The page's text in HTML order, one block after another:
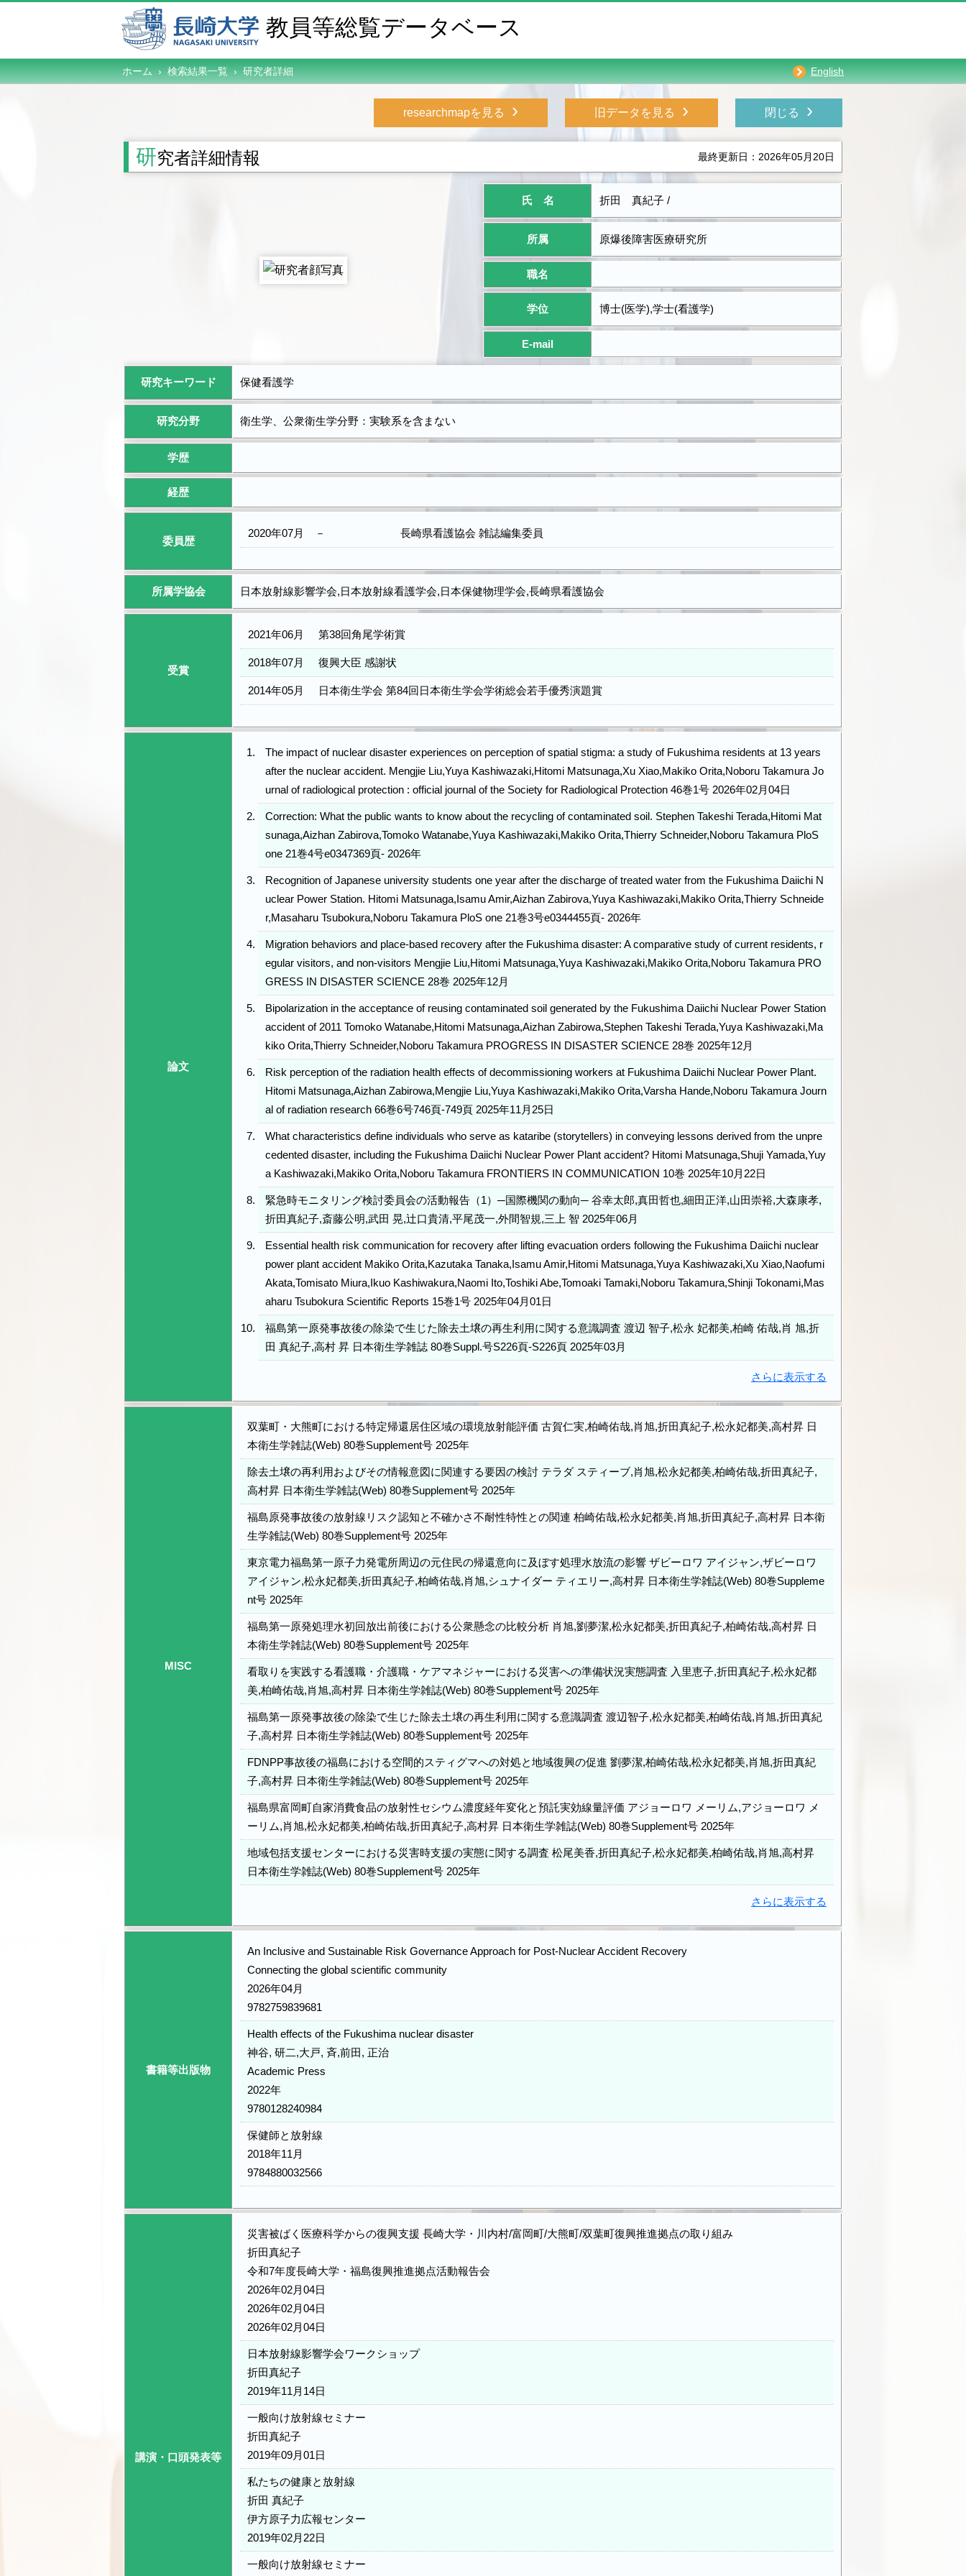
教員等総覧データベース
ホーム › 検索結果一覧 ›研究者詳細 English
researchmapを見る › 旧データを見る › 閉じる ›
研究者詳細情報 最終更新日：2026年05月20日
氏 名 折田 真紀子 /
所属 原爆後障害医療研究所
職名
学位 博士(医学),学士(看護学)
E-mail
研究キーワード 保健看護学
研究分野 衛生学、公衆衛生学分野：実験系を含まない
学歴
経歴
委員歴
2020年07月 － 長崎県看護協会 雑誌編集委員
所属学協会 日本放射線影響学会,日本放射線看護学会,日本保健物理学会,長崎県看護協会
受賞
2021年06月 第38回角尾学術賞
2018年07月 復興大臣 感謝状
2014年05月 日本衛生学会 第84回日本衛生学会学術総会若手優秀演題賞
論文
The impact of nuclear disaster experiences on perception of spatial stigma: a study of Fukushima residents at 13 years
after the nuclear accident. Mengjie Liu,Yuya Kashiwazaki,Hitomi Matsunaga,Xu Xiao,Makiko Orita,Noboru Takamura Jo
urnal of radiological protection : official journal of the Society for Radiological Protection 46巻1号 2026年02月04日
Correction: What the public wants to know about the recycling of contaminated soil. Stephen Takeshi Terada,Hitomi Mat
sunaga,Aizhan Zabirova,Tomoko Watanabe,Yuya Kashiwazaki,Makiko Orita,Thierry Schneider,Noboru Takamura PloS
one 21巻4号e0347369頁- 2026年
Recognition of Japanese university students one year after the discharge of treated water from the Fukushima Daiichi N
uclear Power Station. Hitomi Matsunaga,Isamu Amir,Aizhan Zabirova,Yuya Kashiwazaki,Makiko Orita,Thierry Schneide
r,Masaharu Tsubokura,Noboru Takamura PloS one 21巻3号e0344455頁- 2026年
Migration behaviors and place-based recovery after the Fukushima disaster: A comparative study of current residents, r
egular visitors, and non-visitors Mengjie Liu,Hitomi Matsunaga,Yuya Kashiwazaki,Makiko Orita,Noboru Takamura PRO
GRESS IN DISASTER SCIENCE 28巻 2025年12月
Bipolarization in the acceptance of reusing contaminated soil generated by the Fukushima Daiichi Nuclear Power Station
accident of 2011 Tomoko Watanabe,Hitomi Matsunaga,Aizhan Zabirowa,Stephen Takeshi Terada,Yuya Kashiwazaki,Ma
kiko Orita,Thierry Schneider,Noboru Takamura PROGRESS IN DISASTER SCIENCE 28巻 2025年12月
Risk perception of the radiation health effects of decommissioning workers at Fukushima Daiichi Nuclear Power Plant.
Hitomi Matsunaga,Aizhan Zabirowa,Mengjie Liu,Yuya Kashiwazaki,Makiko Orita,Varsha Hande,Noboru Takamura Journ
al of radiation research 66巻6号746頁-749頁 2025年11月25日
What characteristics define individuals who serve as kataribe (storytellers) in conveying lessons derived from the unpre
cedented disaster, including the Fukushima Daiichi Nuclear Power Plant accident? Hitomi Matsunaga,Shuji Yamada,Yuy
a Kashiwazaki,Makiko Orita,Noboru Takamura FRONTIERS IN COMMUNICATION 10巻 2025年10月22日
緊急時モニタリング検討委員会の活動報告（1）─国際機関の動向─ 谷幸太郎,真田哲也,細田正洋,山田崇裕,大森康孝,
折田真紀子,斎藤公明,武田 晃,辻口貴清,平尾茂一,外間智規,三上 智 2025年06月
Essential health risk communication for recovery after lifting evacuation orders following the Fukushima Daiichi nuclear
power plant accident Makiko Orita,Kazutaka Tanaka,Isamu Amir,Hitomi Matsunaga,Yuya Kashiwazaki,Xu Xiao,Naofumi
Akata,Tomisato Miura,Ikuo Kashiwakura,Naomi Ito,Toshiki Abe,Tomoaki Tamaki,Noboru Takamura,Shinji Tokonami,Mas
aharu Tsubokura Scientific Reports 15巻1号 2025年04月01日
福島第一原発事故後の除染で生じた除去土壌の再生利用に関する意識調査 渡辺 智子,松永 妃都美,柏崎 佑哉,肖 旭,折
田 真紀子,高村 昇 日本衛生学雑誌 80巻Suppl.号S226頁-S226頁 2025年03月
さらに表示する
MISC
双葉町・大熊町における特定帰還居住区域の環境放射能評価 古賀仁実,柏崎佑哉,肖旭,折田真紀子,松永妃都美,高村昇 日
本衛生学雑誌(Web) 80巻Supplement号 2025年
除去土壌の再利用およびその情報意図に関連する要因の検討 テラダ スティーブ,肖旭,松永妃都美,柏崎佑哉,折田真紀子,
高村昇 日本衛生学雑誌(Web) 80巻Supplement号 2025年
福島原発事故後の放射線リスク認知と不確かさ不耐性特性との関連 柏崎佑哉,松永妃都美,肖旭,折田真紀子,高村昇 日本衛
生学雑誌(Web) 80巻Supplement号 2025年
東京電力福島第一原子力発電所周辺の元住民の帰還意向に及ぼす処理水放流の影響 ザビーロワ アイジャン,ザビーロワ
アイジャン,松永妃都美,折田真紀子,柏崎佑哉,肖旭,シュナイダー ティエリー,高村昇 日本衛生学雑誌(Web) 80巻Suppleme
nt号 2025年
福島第一原発処理水初回放出前後における公衆懸念の比較分析 肖旭,劉夢潔,松永妃都美,折田真紀子,柏崎佑哉,高村昇 日
本衛生学雑誌(Web) 80巻Supplement号 2025年
看取りを実践する看護職・介護職・ケアマネジャーにおける災害への準備状況実態調査 入里恵子,折田真紀子,松永妃都
美,柏崎佑哉,肖旭,高村昇 日本衛生学雑誌(Web) 80巻Supplement号 2025年
福島第一原発事故後の除染で生じた除去土壌の再生利用に関する意識調査 渡辺智子,松永妃都美,柏崎佑哉,肖旭,折田真紀
子,高村昇 日本衛生学雑誌(Web) 80巻Supplement号 2025年
FDNPP事故後の福島における空間的スティグマへの対処と地域復興の促進 劉夢潔,柏崎佑哉,松永妃都美,肖旭,折田真紀
子,高村昇 日本衛生学雑誌(Web) 80巻Supplement号 2025年
福島県富岡町自家消費食品の放射性セシウム濃度経年変化と預託実効線量評価 アジョーロワ メーリム,アジョーロワ メ
ーリム,肖旭,松永妃都美,柏崎佑哉,折田真紀子,高村昇 日本衛生学雑誌(Web) 80巻Supplement号 2025年
地域包括支援センターにおける災害時支援の実態に関する調査 松尾美香,折田真紀子,松永妃都美,柏崎佑哉,肖旭,高村昇
日本衛生学雑誌(Web) 80巻Supplement号 2025年
さらに表示する
書籍等出版物
An Inclusive and Sustainable Risk Governance Approach for Post-Nuclear Accident Recovery
Connecting the global scientific community
2026年04月
9782759839681
Health effects of the Fukushima nuclear disaster
神谷, 研二,大戸, 斉,前田, 正治
Academic Press
2022年
9780128240984
保健師と放射線
2018年11月
9784880032566
講演・口頭発表等
災害被ばく医療科学からの復興支援 長崎大学・川内村/富岡町/大熊町/双葉町復興推進拠点の取り組み
折田真紀子
令和7年度長崎大学・福島復興推進拠点活動報告会
2026年02月04日
2026年02月04日
2026年02月04日
日本放射線影響学会ワークショップ
折田真紀子
2019年11月14日
一般向け放射線セミナー
折田真紀子
2019年09月01日
私たちの健康と放射線
折田 真紀子
伊方原子力広報センター
2019年02月22日
一般向け放射線セミナー